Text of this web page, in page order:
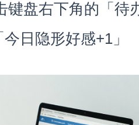
键盘右下角的「待
日隐形好感+1」